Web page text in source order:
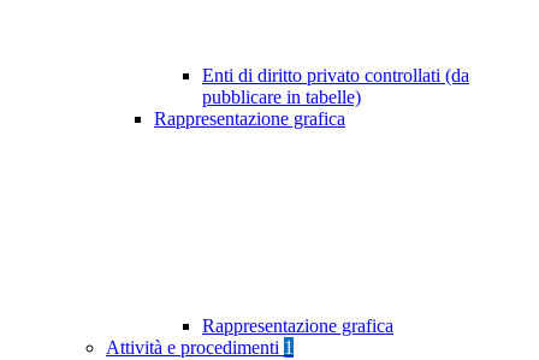
Enti di diritto privato controllati (da
pubblicare in tabelle)
Rappresentazione grafica
Rappresentazione grafica
Attività e procedimenti 1